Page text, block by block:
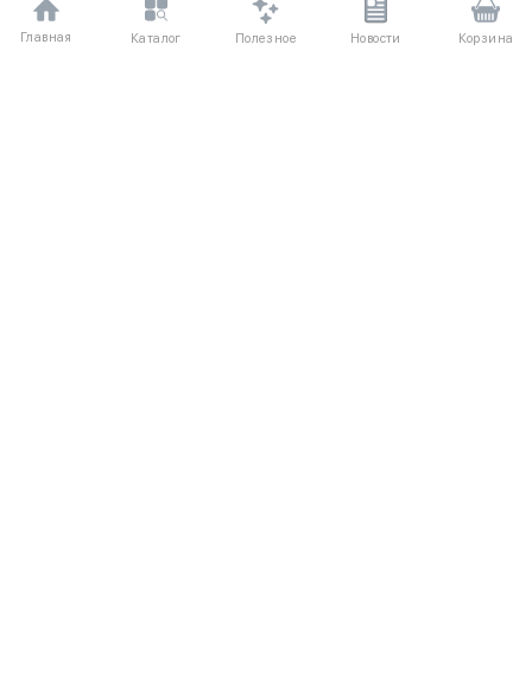
Главная Каталог Полезное Новости Корзина